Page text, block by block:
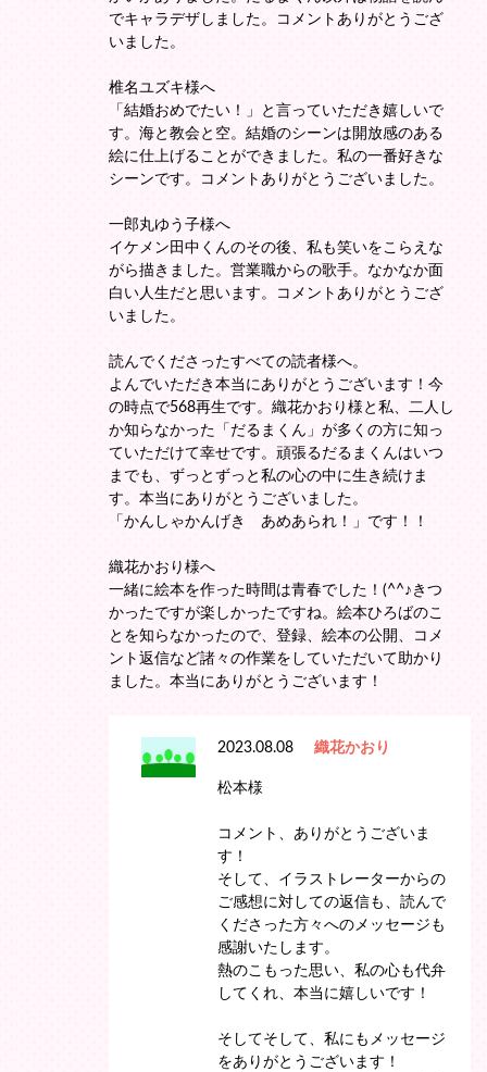
でキャラデザしました。コメントありがとうござ
いました。
椎名ユズキ様へ
「結婚おめでたい！」と言っていただき嬉しいで
す。海と教会と空。結婚のシーンは開放感のある
絵に仕上げることができました。私の一番好きな
シーンです。コメントありがとうございました。
一郎丸ゆう子様へ
イケメン田中くんのその後、私も笑いをこらえな
がら描きました。営業職からの歌手。なかなか面
白い人生だと思います。コメントありがとうござ
いました。
読んでくださったすべての読者様へ。
よんでいただき本当にありがとうございます！今
の時点で568再生です。織花かおり様と私、二人し
か知らなかった「だるまくん」が多くの方に知っ
ていただけて幸せです。頑張るだるまくんはいつ
までも、ずっとずっと私の心の中に生き続けま
す。本当にありがとうございました。
「かんしゃかんげき あめあられ！」です！！
織花かおり様へ
一緒に絵本を作った時間は青春でした！(^^♪きつ
かったですが楽しかったですね。絵本ひろばのこ
とを知らなかったので、登録、絵本の公開、コメ
ント返信など諸々の作業をしていただいて助かり
ました。本当にありがとうございます！
2023.08.08 織花かおり
松本様
コメント、ありがとうございま
す！
そして、イラストレーターからの
ご感想に対しての返信も、読んで
くださった方々へのメッセージも
感謝いたします。
熱のこもった思い、私の心も代弁
してくれ、本当に嬉しいです！
そしてそして、私にもメッセージ
をありがとうございます！